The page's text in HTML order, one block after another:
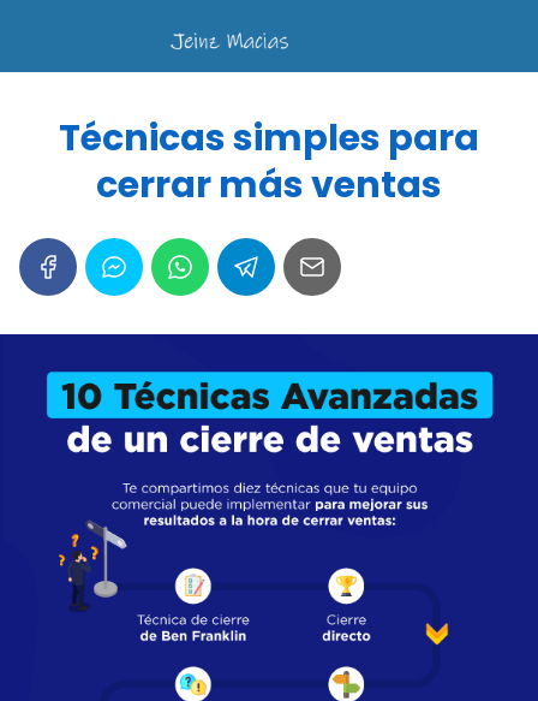
Técnicas simples para
cerrar más ventas